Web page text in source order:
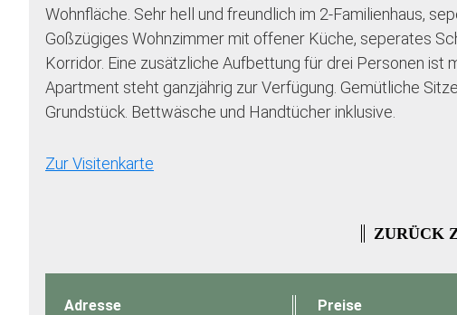
Wohnfläche. Sehr hell und freundlich im 2-Familienhaus,
Goßzügiges Wohnzimmer mit offener Küche, seperates
Korridor. Eine zusätzliche Aufbettung für drei Personen ist
Apartment steht ganzjährig zur Verfügung. Gemütliche
Grundstück. Bettwäsche und Handtücher inklusive.
Zur Visitenkarte
ZURÜCK
Adresse Preise